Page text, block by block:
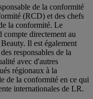
de la conformité
(RCD) et des chefs
la conformité. Le
directement au
Il est également
responsables de la
avec d'autres
régionaux à la
de la conformité en ce qui
internationales de LR.